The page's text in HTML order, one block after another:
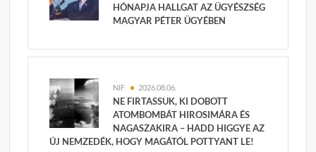
HÓNAPJA HALLGAT AZ ÜGYÉSZSÉG
MAGYAR PÉTER ÜGYÉBEN
NIF 2026.08.06.
NE FIRTASSUK, KI DOBOTT
ATOMBOMBÁT HIROSIMÁRA ÉS
NAGASZAKIRA – HADD HIGGYE AZ
ÚJ NEMZEDÉK, HOGY MAGÁTÓL POTTYANT LE!